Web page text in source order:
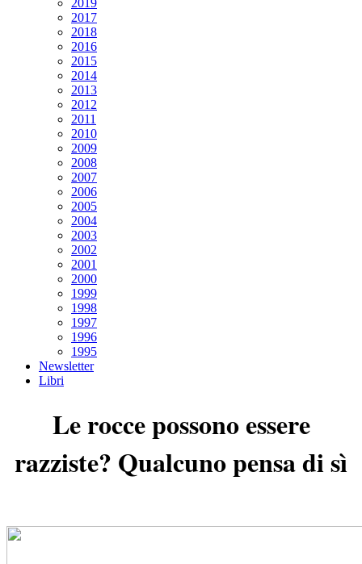
2019
2017
2018
2016
2015
2014
2013
2012
2011
2010
2009
2008
2007
2006
2005
2004
2003
2002
2001
2000
1999
1998
1997
1996
1995
Newsletter
Libri
Le rocce possono essere
razziste? Qualcuno pensa di sì